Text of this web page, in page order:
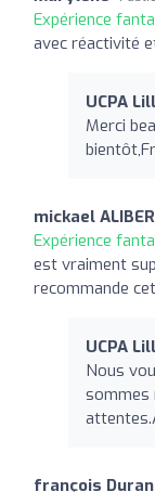
Expérience
avec réactivité
UCPA
Merci
mickael
Expérience
est vraiment
recommande
UCPA
Nous
sommes
françois